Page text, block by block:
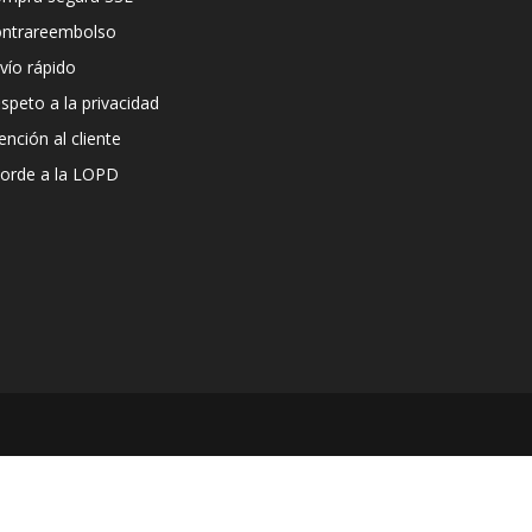
rápido
a la privacidad
al cliente
a la LOPD